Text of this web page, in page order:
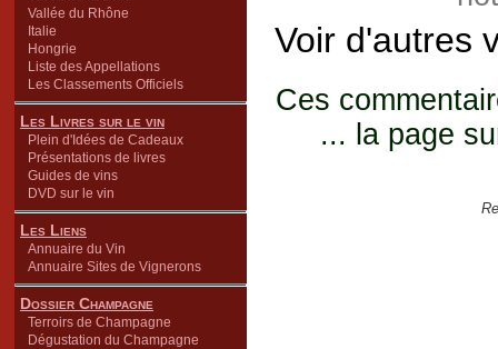
Vallée du Rhône
Italie
Hongrie
Liste des Appellations
Les Classements Officiels
Les Livres sur le vin
Plein d'Idées de Cadeaux
Présentations de livres
Guides de vins
DVD sur le vin
Les Liens
Annuaire du Vin
Annuaire Sites de Vignerons
Dossier Champagne
Terroirs de Champagne
Dégustation du Champagne
Voir d'autres
Ces
... la page